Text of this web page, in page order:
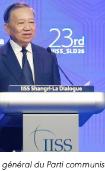
général du Parti